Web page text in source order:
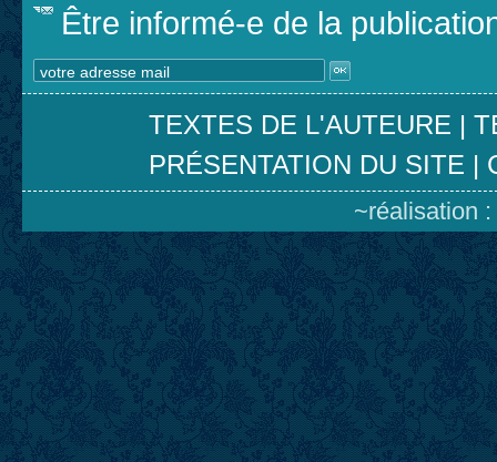
Être informé-e de la
TEXTES DE L'AUTEURE |
PRÉSENTATION DU SITE |
~réalisation